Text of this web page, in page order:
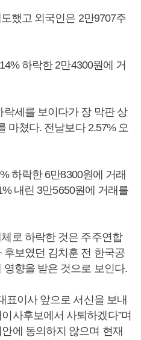
했고 외국인은 2만9707주
하락한 2만4300원에 거
세를 보이다가 장 막판 상
마쳤다. 전날보다 2.57% 오
하락한 6만8300원에 거래
내린 3만5650원에 거래를
로 하락한 것은 주주연합
보였던 김치훈 전 한국공
향을 받은 것으로 보인다.
표이사 앞으로 서신을 보내
사후보에서 사퇴하겠다”며
에 동의하지 않으며 현재